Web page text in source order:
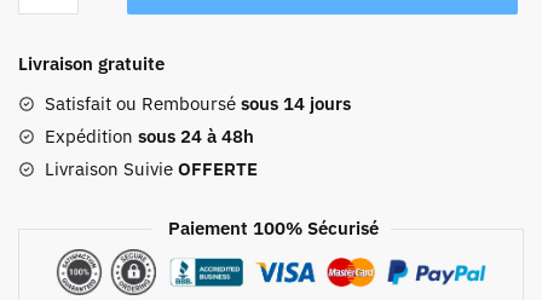
Sac
Dos
Femme
Mode
Tendance
Livraison gratuite
Satisfait ou Remboursé sous 14 jours
Expédition sous 24 à 48h
Livraison Suivie OFFERTE
Paiement 100% Sécurisé